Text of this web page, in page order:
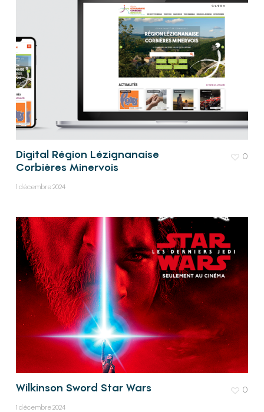
Digital Région Lézignanaise
Corbières Minervois
1 décembre 2024
0
Wilkinson Sword Star Wars
1 décembre 2024
0